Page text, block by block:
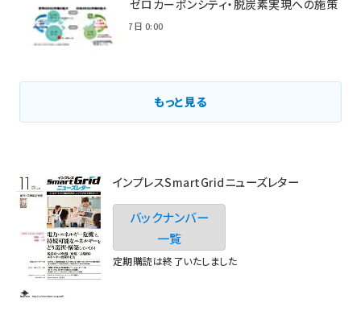
環境省のゼロカーボンシティ・脱炭素実現への施策
2021年3月7日 0:00
もっと見る
インプレスSmartGridニューズレター
バックナンバー
一覧
定期購読は終了いたしました